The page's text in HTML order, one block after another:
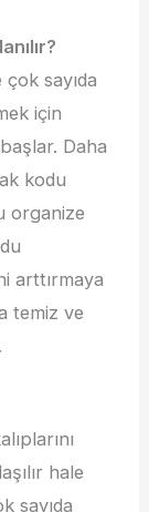
çok sayıda
için
Daha
kodu
organize
arttırmaya
temiz ve
hale
sayıda